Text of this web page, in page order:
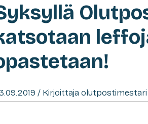
/ Kirjoittaja